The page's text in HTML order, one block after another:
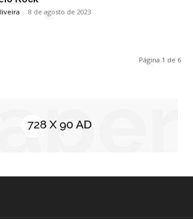
- 8 de agosto de 2023
Página 1 de 6